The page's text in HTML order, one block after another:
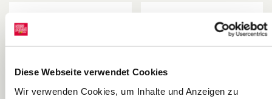
Diese Webseite verwendet Cookies
Wir verwenden Cookies, um Inhalte und Anzeigen zu